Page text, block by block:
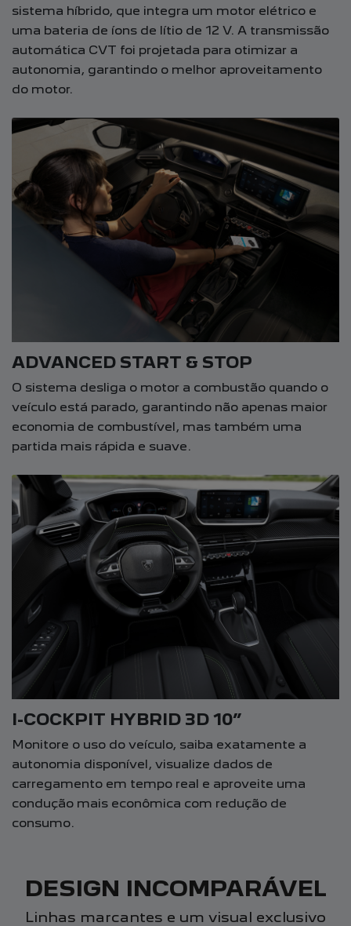
sistema híbrido, que integra um motor elétrico e
uma bateria de íons de lítio de 12 V. A transmissão
automática CVT foi projetada para otimizar a
autonomia, garantindo o melhor aproveitamento
do motor.
ADVANCED START & STOP
O sistema desliga o motor a combustão quando o
veículo está parado, garantindo não apenas maior
economia de combustível, mas também uma
partida mais rápida e suave.
I-COCKPIT HYBRID 3D 10”
Monitore o uso do veículo, saiba exatamente a
autonomia disponível, visualize dados de
carregamento em tempo real e aproveite uma
condução mais econômica com redução de
consumo.
DESIGN INCOMPARÁVEL
Linhas marcantes e um visual exclusivo